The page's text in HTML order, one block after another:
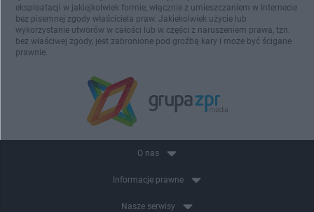
eksploatacji w jakiejkolwiek formie, włącznie z umieszczaniem w Internecie
bez pisemnej zgody właściciela praw. Jakiekolwiek użycie lub
wykorzystanie utworów w całości lub w części z naruszeniem prawa, tzn.
bez właściwej zgody, jest zabronione pod groźbą kary i może być ścigane
prawnie.
O nas
Informacje prawne
Nasze serwisy